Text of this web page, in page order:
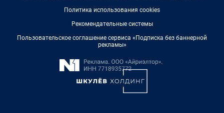
Политика использования cookies
Рекомендательные системы
Пользовательское соглашение сервиса «Подписка без баннерной
рекламы»